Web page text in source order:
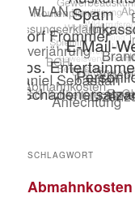
SCHLAGWORT
Abmahnkosten